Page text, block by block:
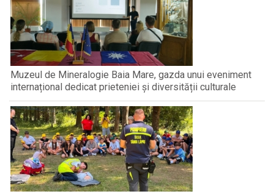
Muzeul de Mineralogie Baia Mare, gazda unui eveniment
internațional dedicat prieteniei și diversității culturale